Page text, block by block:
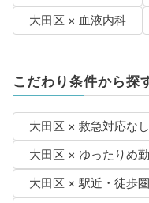
大田区 × 血液内科
こだわり条件から探
大田区 × 救急対応なし
大田区 × ゆったりめ
大田区 × 駅近・徒歩